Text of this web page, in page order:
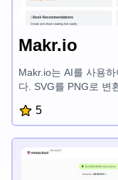
Makr.io
Makr.io는 AI를 사용
다. SVG를 PNG로 변
스터, 영감을 주는 인
모도로 타이머, 일정
를 간소화하도록 설
5